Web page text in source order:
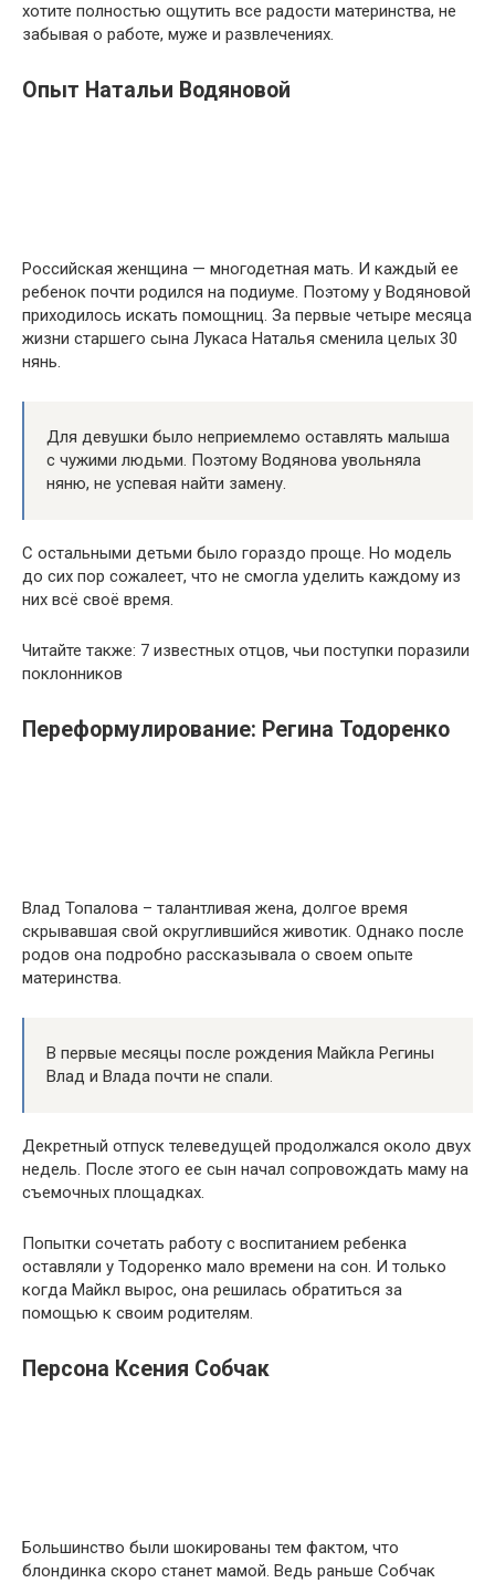
хотите полностью ощутить все радости материнства, не
забывая о работе, муже и развлечениях.
Опыт Натальи Водяновой
Российская женщина — многодетная мать. И каждый ее
ребенок почти родился на подиуме. Поэтому у Водяновой
приходилось искать помощниц. За первые четыре месяца
жизни старшего сына Лукаса Наталья сменила целых 30
нянь.
Для девушки было неприемлемо оставлять малыша
с чужими людьми. Поэтому Водянова увольняла
няню, не успевая найти замену.
С остальными детьми было гораздо проще. Но модель
до сих пор сожалеет, что не смогла уделить каждому из
них всё своё время.
Читайте также: 7 известных отцов, чьи поступки поразили
поклонников
Переформулирование: Регина Тодоренко
Влад Топалова – талантливая жена, долгое время
скрывавшая свой округлившийся животик. Однако после
родов она подробно рассказывала о своем опыте
материнства.
В первые месяцы после рождения Майкла Регины
Влад и Влада почти не спали.
Декретный отпуск телеведущей продолжался около двух
недель. После этого ее сын начал сопровождать маму на
съемочных площадках.
Попытки сочетать работу с воспитанием ребенка
оставляли у Тодоренко мало времени на сон. И только
когда Майкл вырос, она решилась обратиться за
помощью к своим родителям.
Персона Ксения Собчак
Большинство были шокированы тем фактом, что
блондинка скоро станет мамой. Ведь раньше Собчак